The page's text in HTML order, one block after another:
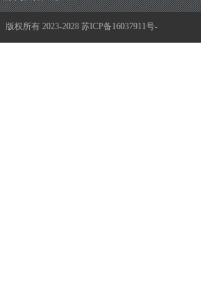
版权所有 2023-2028 苏ICP备16037911号-